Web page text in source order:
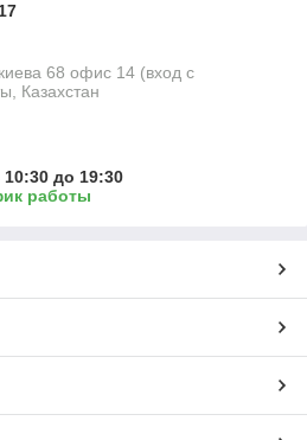
68 офис 14 (вход с
Казахстан
10:30 до 19:30
работы